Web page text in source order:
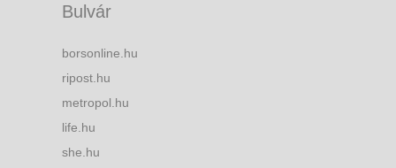
Bulvár
borsonline.hu
ripost.hu
metropol.hu
life.hu
she.hu